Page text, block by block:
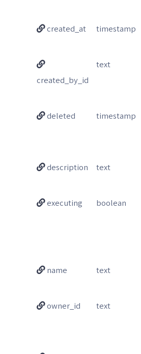
created_at
timestamp
created_by_id
text
deleted
timestamp
description
text
executing
boolean
name
text
owner_id
text